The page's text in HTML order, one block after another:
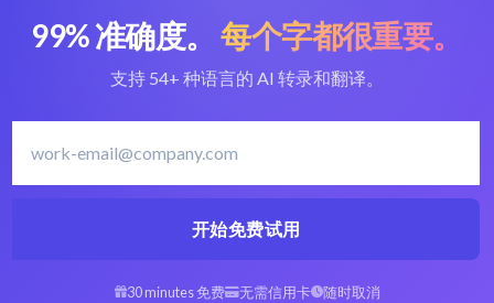
99% 准确度。 每个字都很重要。
支持 54+ 种语言的 AI 转录和翻译。
开始免费试用
30 minutes 免费 无需信用卡 随时取消